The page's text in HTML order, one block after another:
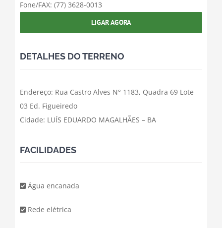
Fone/FAX: (77) 3628-0013
LIGAR AGORA
DETALHES DO TERRENO
Endereço: Rua Castro Alves N° 1183, Quadra 69 Lote
03 Ed. Figueiredo
Cidade: LUÍS EDUARDO MAGALHÃES – BA
FACILIDADES
Água encanada
Rede elétrica